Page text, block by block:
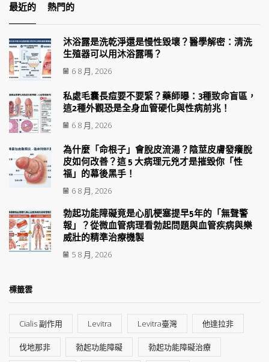
最近的 熱門的
沐浴露是洗乾淨還是慢性毀壞？醫學解密：清洗
生殖器可以用沐浴露嗎？
6 8 月, 2026
私處毛囊長痘要不要緊？藥師曝：3種致命盲區，
這2種外觀恐是全身血管硬化與性病前兆！
6 8 月, 2026
為什麼「命根子」會脫皮流湯？陰莖皮膚發癢脫
皮如何改善？這 5 大病理元兇才是摧毀你「性
福」的幕後黑手！
6 8 月, 2026
勃起功能障礙竟是心肌梗塞提早5年的「無聲警
報」？從微血管病理看勃起問題與血管疾病與樂
威壯的精準治療機製
5 8 月, 2026
標籤雲
Cialis 副作用 Levitra Levitra臺灣 他達拉非
伐地那非 勃起功能障礙 勃起功能障礙治療